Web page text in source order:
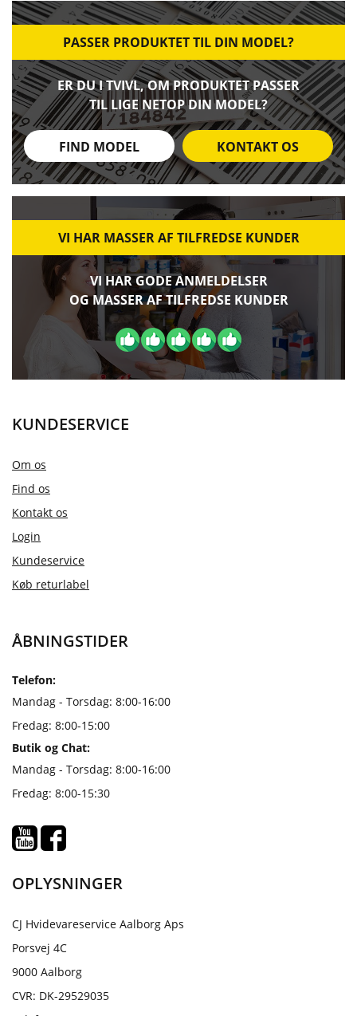
PASSER PRODUKTET TIL DIN MODEL?
ER DU I TVIVL, OM PRODUKTET PASSER
TIL LIGE NETOP DIN MODEL?
FIND MODEL KONTAKT OS
VI HAR MASSER AF TILFREDSE KUNDER
VI HAR GODE ANMELDELSER
OG MASSER AF TILFREDSE KUNDER
KUNDESERVICE
Om os
Find os
Kontakt os
Login
Kundeservice
Køb returlabel
ÅBNINGSTIDER
Telefon:
Mandag - Torsdag: 8:00-16:00
Fredag: 8:00-15:00
Butik og Chat:
Mandag - Torsdag: 8:00-16:00
Fredag: 8:00-15:30
OPLYSNINGER
CJ Hvidevareservice Aalborg Aps
Porsvej 4C
9000 Aalborg
CVR: DK-29529035